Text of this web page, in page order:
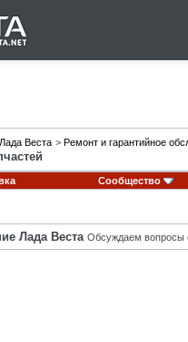
Веста > Ремонт и гарантийное
Сообщество
Лада Веста Обсуждаем вопросы